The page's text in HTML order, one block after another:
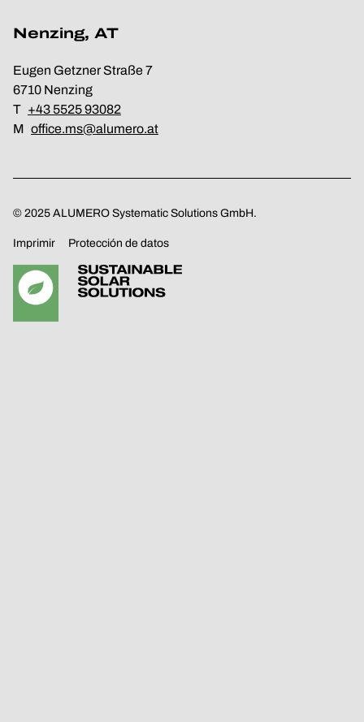
Nenzing, AT
Eugen Getzner Straße 7
6710 Nenzing
T +43 5525 93082
M office.ms@alumero.at
© 2025 ALUMERO Systematic Solutions GmbH.
Imprimir Protección de datos